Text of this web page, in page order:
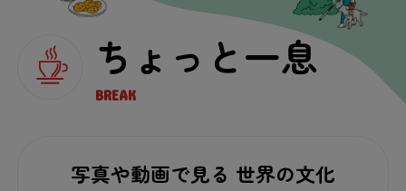
ちょっと一息
BREAK
写真や動画で見る 世界の文化